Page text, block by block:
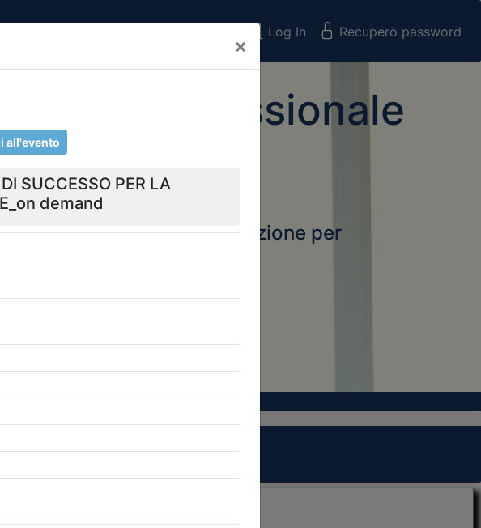
×
Log In Recupero password
Professionale
Il portale della formazione per
Professionali
ricerca eventi